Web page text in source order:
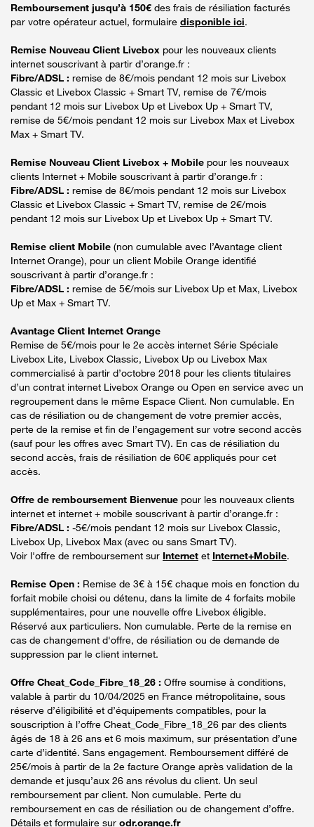
Remboursement jusqu’à 150€ des frais de résiliation facturés
par votre opérateur actuel, formulaire disponible ici.
Remise Nouveau Client Livebox pour les nouveaux clients
internet souscrivant à partir d’orange.fr :
Fibre/ADSL : remise de 8€/mois pendant 12 mois sur Livebox
Classic et Livebox Classic + Smart TV, remise de 7€/mois
pendant 12 mois sur Livebox Up et Livebox Up + Smart TV,
remise de 5€/mois pendant 12 mois sur Livebox Max et Livebox
Max + Smart TV.
Remise Nouveau Client Livebox + Mobile pour les nouveaux
clients Internet + Mobile souscrivant à partir d’orange.fr :
Fibre/ADSL : remise de 8€/mois pendant 12 mois sur Livebox
Classic et Livebox Classic + Smart TV, remise de 2€/mois
pendant 12 mois sur Livebox Up et Livebox Up + Smart TV.
Remise client Mobile (non cumulable avec l’Avantage client
Internet Orange), pour un client Mobile Orange identifié
souscrivant à partir d’orange.fr :
Fibre/ADSL : remise de 5€/mois sur Livebox Up et Max, Livebox
Up et Max + Smart TV.
Avantage Client Internet Orange
Remise de 5€/mois pour le 2e accès internet Série Spéciale
Livebox Lite, Livebox Classic, Livebox Up ou Livebox Max
commercialisé à partir d’octobre 2018 pour les clients titulaires
d’un contrat internet Livebox Orange ou Open en service avec un
regroupement dans le même Espace Client. Non cumulable. En
cas de résiliation ou de changement de votre premier accès,
perte de la remise et fin de l’engagement sur votre second accès
(sauf pour les offres avec Smart TV). En cas de résiliation du
second accès, frais de résiliation de 60€ appliqués pour cet
accès.
Offre de remboursement Bienvenue pour les nouveaux clients
internet et internet + mobile souscrivant à partir d’orange.fr :
Fibre/ADSL : -5€/mois pendant 12 mois sur Livebox Classic,
Livebox Up, Livebox Max (avec ou sans Smart TV).
Voir l'offre de remboursement sur Internet et Internet+Mobile.
Remise Open : Remise de 3€ à 15€ chaque mois en fonction du
forfait mobile choisi ou détenu, dans la limite de 4 forfaits mobile
supplémentaires, pour une nouvelle offre Livebox éligible.
Réservé aux particuliers. Non cumulable. Perte de la remise en
cas de changement d'offre, de résiliation ou de demande de
suppression par le client internet.
Offre Cheat_Code_Fibre_18_26 : Offre soumise à conditions,
valable à partir du 10/04/2025 en France métropolitaine, sous
réserve d’éligibilité et d’équipements compatibles, pour la
souscription à l’offre Cheat_Code_Fibre_18_26 par des clients
âgés de 18 à 26 ans et 6 mois maximum, sur présentation d’une
carte d’identité. Sans engagement. Remboursement différé de
25€/mois à partir de la 2e facture Orange après validation de la
demande et jusqu’aux 26 ans révolus du client. Un seul
remboursement par client. Non cumulable. Perte du
remboursement en cas de résiliation ou de changement d’offre.
Détails et formulaire sur odr.orange.fr